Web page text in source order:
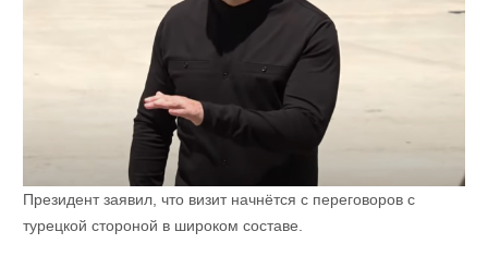
Президент заявил, что визит начнётся с переговоров с
турецкой стороной в широком составе.